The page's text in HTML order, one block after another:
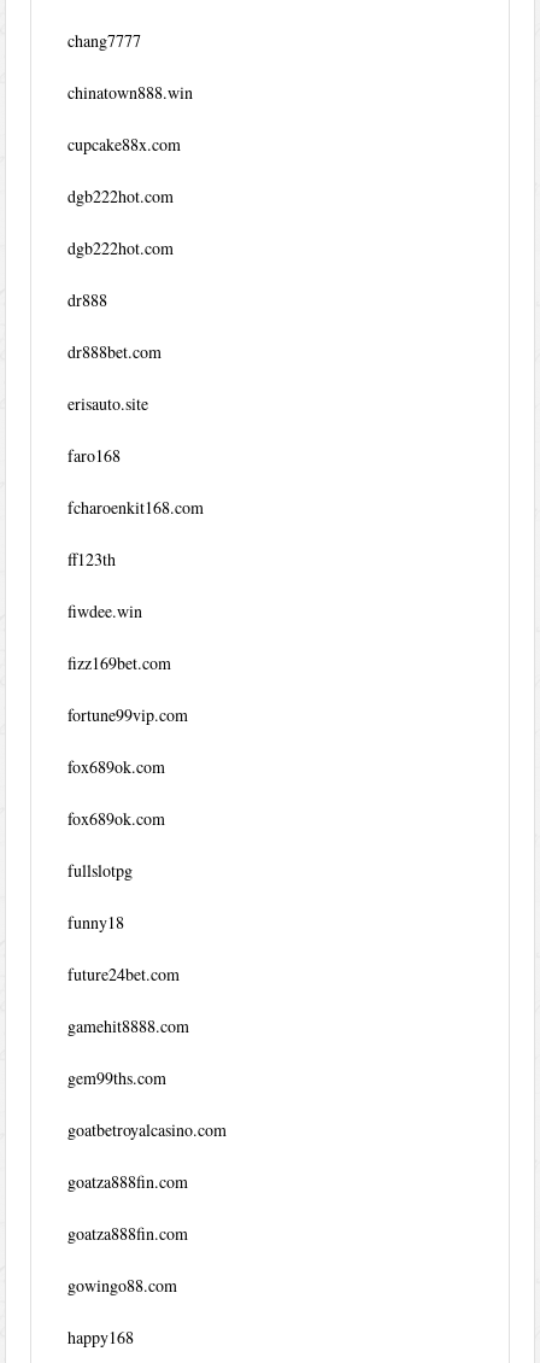
chang7777
chinatown888.win
cupcake88x.com
dgb222hot.com
dgb222hot.com
dr888
dr888bet.com
erisauto.site
faro168
fcharoenkit168.com
ff123th
fiwdee.win
fizz169bet.com
fortune99vip.com
fox689ok.com
fox689ok.com
fullslotpg
funny18
future24bet.com
gamehit8888.com
gem99ths.com
goatbetroyalcasino.com
goatza888fin.com
goatza888fin.com
gowingo88.com
happy168